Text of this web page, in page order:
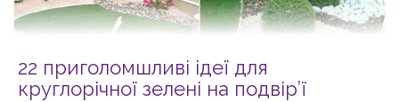
22 приголомшливі ідеї для
круглорічної зелені на подвір’ї